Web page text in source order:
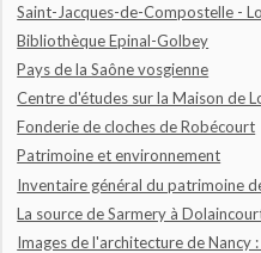
Saint-Jacques-de-Compostelle -
Bibliothèque Epinal-Golbey
Pays de la Saône vosgienne
Centre d'études sur la Maison de
Fonderie de cloches de Robécourt
Patrimoine et environnement
Inventaire général du patrimoine
La source de Sarmery à
Images de l'architecture de